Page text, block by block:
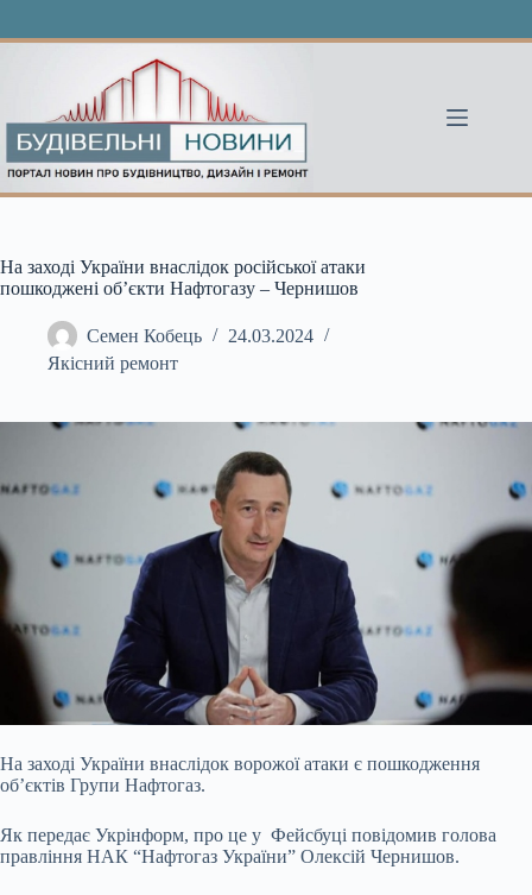
На заході України внаслідок російської атаки
пошкоджені обʼєкти Нафтогазу – Чернишов
Семен Кобець
24.03.2024
Якісний ремонт
На заході України внаслідок ворожої атаки є пошкодження
обʼєктів Групи Нафтогаз.
Як передає Укрінформ, про це у Фейсбуці повідомив голова
правління НАК “Нафтогаз України” Олексій Чернишов.